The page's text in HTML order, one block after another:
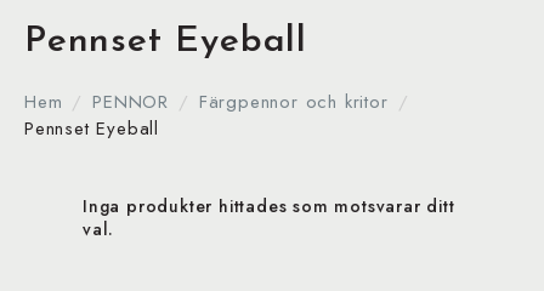
Pennset Eyeball
Hem PENNOR
Färgpennor och kritor
Pennset Eyeball
Inga produkter hittades som motsvarar ditt
val.